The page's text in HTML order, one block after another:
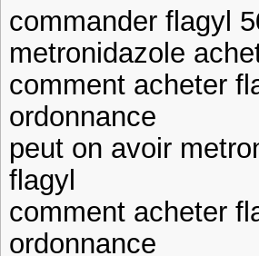
commander flagyl
metronidazole
comment acheter
ordonnance
peut on avoir
flagyl
comment acheter
ordonnance